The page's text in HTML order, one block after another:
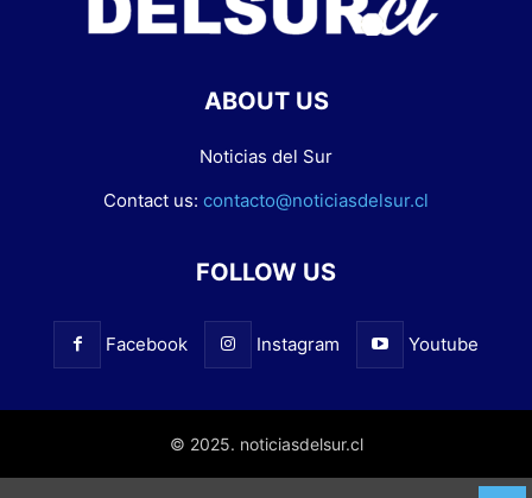
ABOUT US
Noticias del Sur
Contact us: contacto@noticiasdelsur.cl
FOLLOW US
Facebook Instagram Youtube
© 2025. noticiasdelsur.cl